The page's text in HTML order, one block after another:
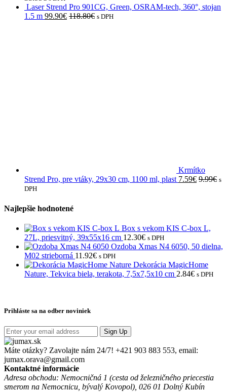
Laser Strend Pro 901CG, Green, OSRAM-tech, 360°, stojan
1.5 m 99.90€ 118.80€ s DPH
Krmítko
Strend Pro, pre vtáky, 29x30 cm, 1100 ml, plast 7.59€ 9.99€ s
DPH
Najlepšie hodnotené
Box s vekom KIS C-box L,
27L, priesvitný, 39x55x16 cm 12.30€ s DPH
Ozdoba Xmas N4 6050, 50 dielna,
M02 strieborná 11.92€ s DPH
Dekorácia MagicHome
Nature, Tekvica biela, terakota, 7,5x7,5x10 cm 2.84€ s DPH
Prihláste sa na odber noviniek
Sign Up
Máte otázky? Zavolajte nám 24/7! +421 903 883 553, email:
jumax.orava@gmail.com
Kontaktné informácie
Adresa obchodu: Nemocničná 1 (cesta od železničného priecestia
smerom na Nemocnicu, bývalý Kovopol), 026 01 Dolný Kubín